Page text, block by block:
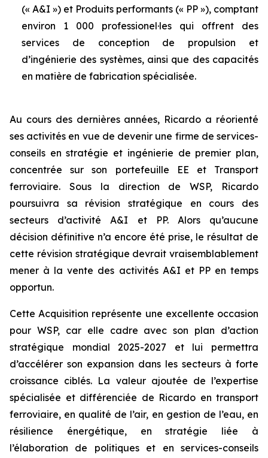
(« A&I ») et Produits performants (« PP »), comptant
environ 1 000 professionel·les qui offrent des
services de conception de propulsion et
d’ingénierie des systèmes, ainsi que des capacités
en matière de fabrication spécialisée.
Au cours des dernières années, Ricardo a réorienté
ses activités en vue de devenir une firme de services-
conseils en stratégie et ingénierie de premier plan,
concentrée sur son portefeuille EE et Transport
ferroviaire. Sous la direction de WSP, Ricardo
poursuivra sa révision stratégique en cours des
secteurs d’activité A&I et PP. Alors qu’aucune
décision définitive n’a encore été prise, le résultat de
cette révision stratégique devrait vraisemblablement
mener à la vente des activités A&I et PP en temps
opportun.
Cette Acquisition représente une excellente occasion
pour WSP, car elle cadre avec son plan d’action
stratégique mondial 2025-2027 et lui permettra
d’accélérer son expansion dans les secteurs à forte
croissance ciblés. La valeur ajoutée de l’expertise
spécialisée et différenciée de Ricardo en transport
ferroviaire, en qualité de l’air, en gestion de l’eau, en
résilience énergétique, en stratégie liée à
l’élaboration de politiques et en services-conseils